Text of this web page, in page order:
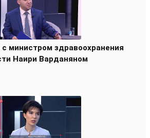
с министром здравоохранения
Наири Варданяном